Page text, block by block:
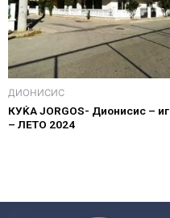
ДИОНИСИС
КУЌА JORGOS- Дионисис – иг
– ЛЕТО 2024